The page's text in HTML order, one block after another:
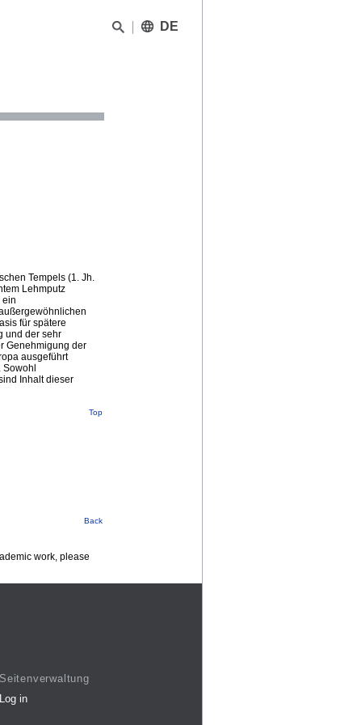
DE
Tempels (1. Jh.
Lehmputz
ein
für spätere
und der sehr
Genehmigung der
ausgeführt
Sowohl
Inhalt dieser
Top
Back
work, please
Seitenverwaltung
Log in